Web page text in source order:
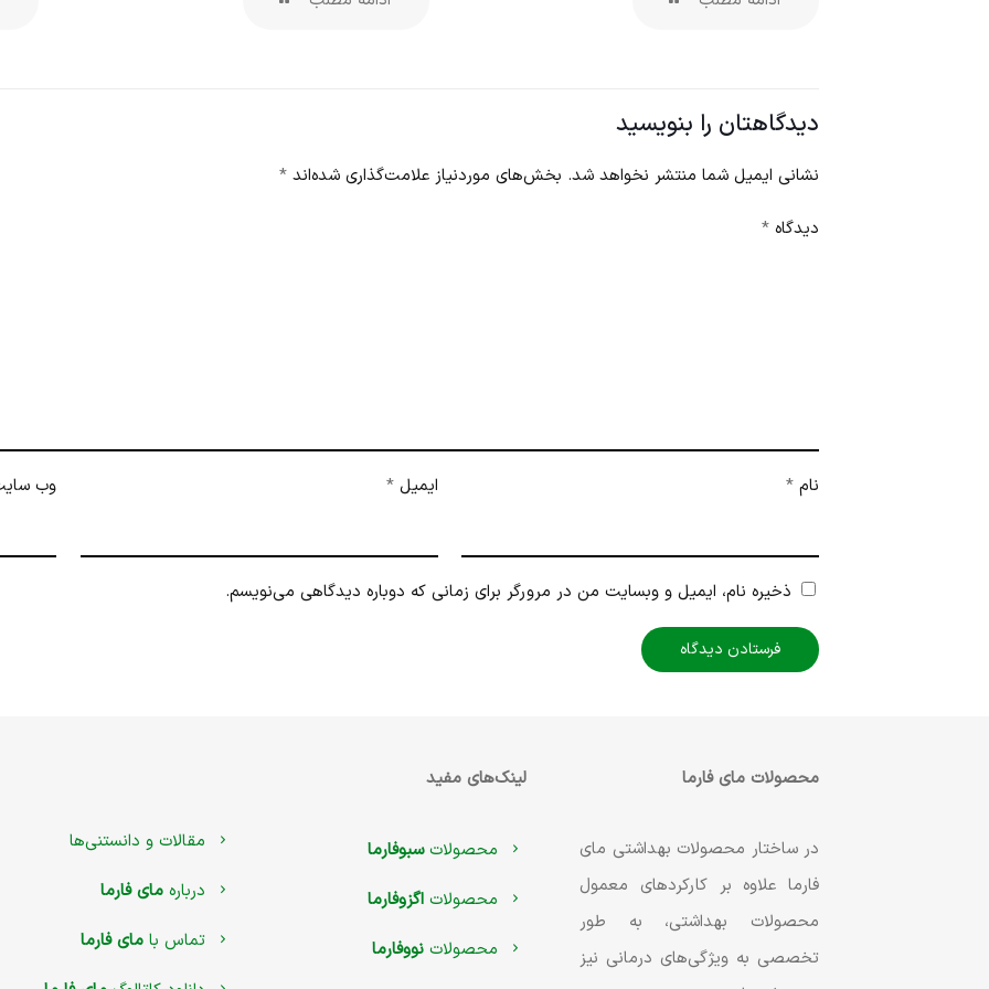
دیدگاهتان را بنویسید
نشانی ایمیل شما منتشر نخواهد شد. بخش‌های موردنیاز علامت‌گذاری شده‌اند *
دیدگاه *
نام * ایمیل * وب‌
ذخیره نام، ایمیل و وبسایت من در مرورگر برای زمانی که دوباره دیدگاهی می‌نویسم.
محصولات مای فارما
در ساختار محصولات بهداشتی مای
فارما علاوه بر کارکردهای معمول
محصولات بهداشتی، به طور
تخصصی به ویژگی‌های درمانی نیز
لینک‌های مفید
محصولاتسبوفارما
محصولات اگزوفارما
محصولات نووفارما
مقالات و دانستنی‌ها
درباره مای فارما
تماس با مای فارما